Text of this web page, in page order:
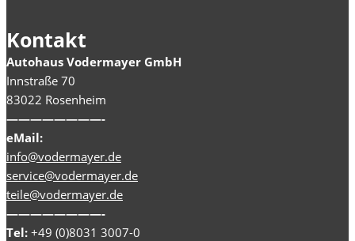
Kontakt
Autohaus Vodermayer GmbH
Innstraße 70
83022 Rosenheim
————————-
eMail:
info@vodermayer.de
service@vodermayer.de
teile@vodermayer.de
————————-
Tel: +49 (0)8031 3007-0